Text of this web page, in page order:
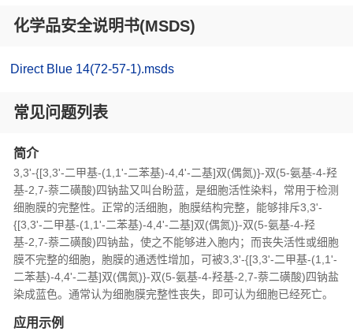
化学品安全说明书(MSDS)
Direct Blue 14(72-57-1).msds
常见问题列表
简介
3,3'-{[3,3'-二甲基-(1,1'-二苯基)-4,4'-二基]双(偶氮)}-双(5-氨基-4-羟
基-2,7-萘二磺酸)四钠盐又叫台盼蓝，是细胞活性染料，常用于检测
细胞膜的完整性。正常的活细胞，胞膜结构完整，能够排斥3,3'-
{[3,3'-二甲基-(1,1'-二苯基)-4,4'-二基]双(偶氮)}-双(5-氨基-4-羟
基-2,7-萘二磺酸)四钠盐，使之不能够进入胞内；而丧失活性或细胞
膜不完整的细胞，胞膜的通透性增加，可被3,3'-{[3,3'-二甲基-(1,1'-
二苯基)-4,4'-二基]双(偶氮)}-双(5-氨基-4-羟基-2,7-萘二磺酸)四钠盐
染成蓝色。通常认为细胞膜完整性丧失，即可认为细胞已经死亡。
应用示例